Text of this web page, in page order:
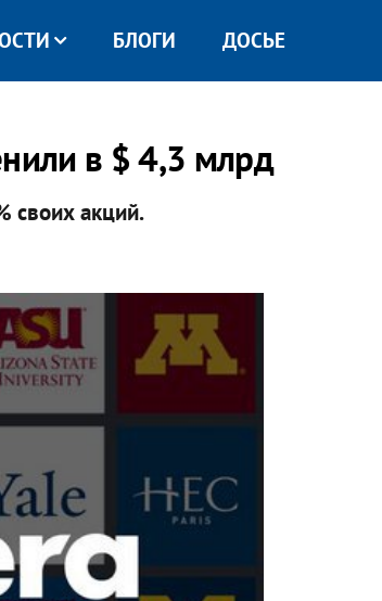
БЛОГИ ДОСЬЕ
в $ 4,3 млрд
своих акций.